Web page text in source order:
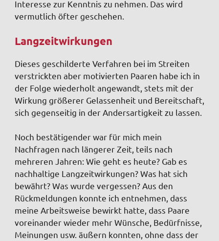
Interesse zur Kenntnis zu nehmen. Das wird
vermutlich öfter geschehen.
Langzeitwirkungen
Dieses geschilderte Verfahren bei im Streiten
verstrickten aber motivierten Paaren habe ich in
der Folge wiederholt angewandt, stets mit der
Wirkung größerer Gelassenheit und Bereitschaft,
sich gegenseitig in der Andersartigkeit zu lassen.
Noch bestätigender war für mich mein
Nachfragen nach längerer Zeit, teils nach
mehreren Jahren: Wie geht es heute? Gab es
nachhaltige Langzeitwirkungen? Was hat sich
bewährt? Was wurde vergessen? Aus den
Rückmeldungen konnte ich entnehmen, dass
meine Arbeitsweise bewirkt hatte, dass Paare
voreinander wieder mehr Wünsche, Bedürfnisse,
Meinungen usw. äußern konnten, ohne dass der